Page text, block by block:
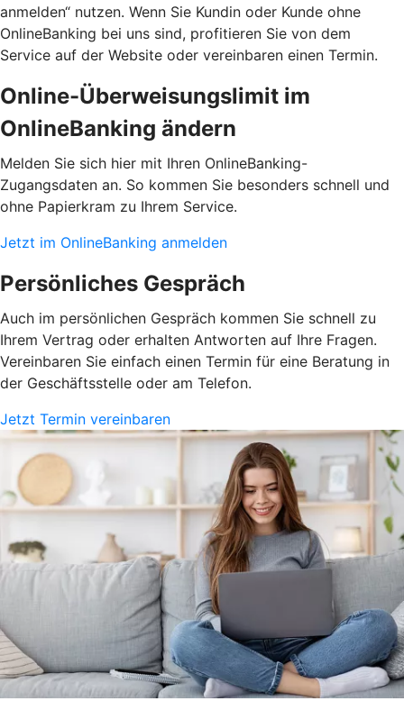
anmelden“ nutzen. Wenn Sie Kundin oder Kunde ohne
OnlineBanking bei uns sind, profitieren Sie von dem
Service auf der Website oder vereinbaren einen Termin.
Online-Überweisungslimit im
OnlineBanking ändern
Melden Sie sich hier mit Ihren OnlineBanking-
Zugangsdaten an. So kommen Sie besonders schnell und
ohne Papierkram zu Ihrem Service.
Jetzt im OnlineBanking anmelden
Persönliches Gespräch
Auch im persönlichen Gespräch kommen Sie schnell zu
Ihrem Vertrag oder erhalten Antworten auf Ihre Fragen.
Vereinbaren Sie einfach einen Termin für eine Beratung in
der Geschäftsstelle oder am Telefon.
Jetzt Termin vereinbaren